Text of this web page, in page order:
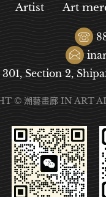
Artist Art
301, Section 2,
© 潮藝畫廊 IN ART